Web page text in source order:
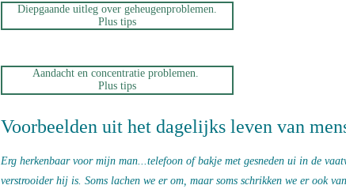
Diepgaande uitleg over geheugenproblemen.
Plus tips
Aandacht en concentratie problemen.
Plus tips
Voorbeelden uit het dagelijks leven van
Erg herkenbaar voor mijn man...telefoon of bakje met gesneden ui in de
verstrooider hij is. Soms lachen we er om, maar soms schrikken we er ook